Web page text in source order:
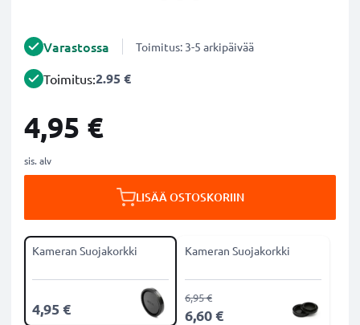
Varastossa Toimitus: 3-5 arkipäivää
Toimitus:2.95 €
4,95 €
sis. alv
LISÄÄ OSTOSKORIIN
Kameran Suojakorkki
4,95 €
Kameran Suojakorkki
6,60 €
6,95 €